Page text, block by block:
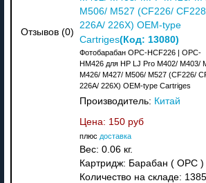
Отзывов (0)
M506/ M527 (CF226/
226A/ 226X) OEM-type
Cartriges(Код: 13080)
Фотобарабан OPC-HCF226 | OPC-
HM426 для HP LJ Pro M402/ M403/
M426/ M427/ M506/ M527 (CF226/
226A/ 226X) OEM-type Cartriges
Производитель: Китай
Цена: 150 руб
плюс доставка
Вес: 0.06 кг.
Картридж: Барабан ( OPC )
Количество на складе: 1385